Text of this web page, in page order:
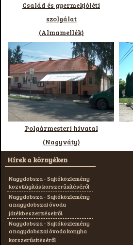
Család és gyermekjóléti
szolgálat
(Almamellék)
Polgármesteri hivatal
(Nagyváty)
Hírek a környéken
Nagydobsza - Sajtóközlemény
közvilágítás korszerűsítéséről
Nagydobsza - Sajtóközlemény
a nagydobszai óvoda
játékbeszerzéseiről.
Nagydobsza - Sajtóközlemény
a nagydobszai óvoda konyha
korszerűsítéséről